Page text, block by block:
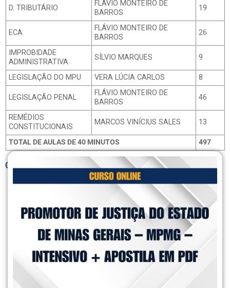
D. TRIBUTÁRIO
FLÁVIO MONTEIRO DE
BARROS
19
ECA
FLÁVIO MONTEIRO DE
BARROS
26
IMPROBIDADE
ADMINISTRATIVA
SÍLVIO MARQUES 9
LEGISLAÇÃO DO MPU VERA LÚCIA CARLOS 8
LEGISLAÇÃO PENAL
FLÁVIO MONTEIRO DE
BARROS
46
REMÉDIOS
CONSTITUCIONAIS
MARCOS VINÍCIUS SALES 13
TOTAL DE AULAS DE 40 MINUTOS 497
Clique aqui para ver o conteúdo por disciplina.